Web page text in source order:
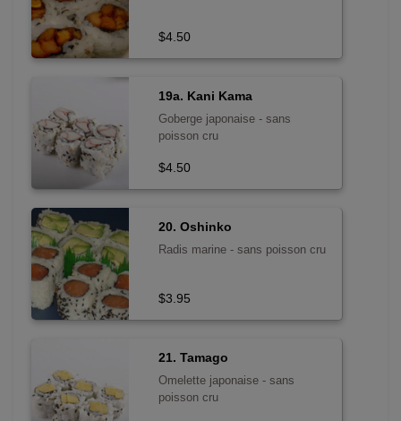
$4.50
19a. Kani Kama
Goberge japonaise - sans
poisson cru
$4.50
20. Oshinko
Radis marine - sans poisson cru
$3.95
21. Tamago
Omelette japonaise - sans
poisson cru